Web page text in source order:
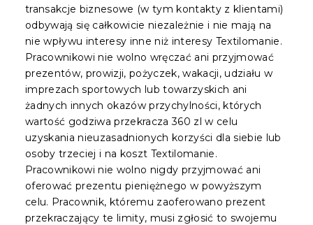
transakcje biznesowe (w tym kontakty z klientami)
odbywają się całkowicie niezależnie i nie mają na
nie wpływu interesy inne niż interesy Textilomanie.
Pracownikowi nie wolno wręczać ani przyjmować
prezentów, prowizji, pożyczek, wakacji, udziału w
imprezach sportowych lub towarzyskich ani
żadnych innych okazów przychylności, których
wartość godziwa przekracza 360 zl w celu
uzyskania nieuzasadnionych korzyści dla siebie lub
osoby trzeciej i na koszt Textilomanie.
Pracownikowi nie wolno nigdy przyjmować ani
oferować prezentu pieniężnego w powyższym
celu. Pracownik, któremu zaoferowano prezent
przekraczający te limity, musi zgłosić to swojemu